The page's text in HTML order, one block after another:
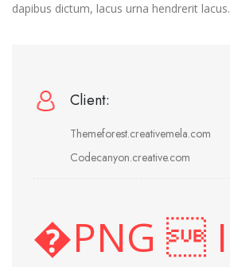
dapibus dictum, lacus urna hendrerit lacus.
Client:
Themeforest.creativemela.com
Codecanyon.creative.com